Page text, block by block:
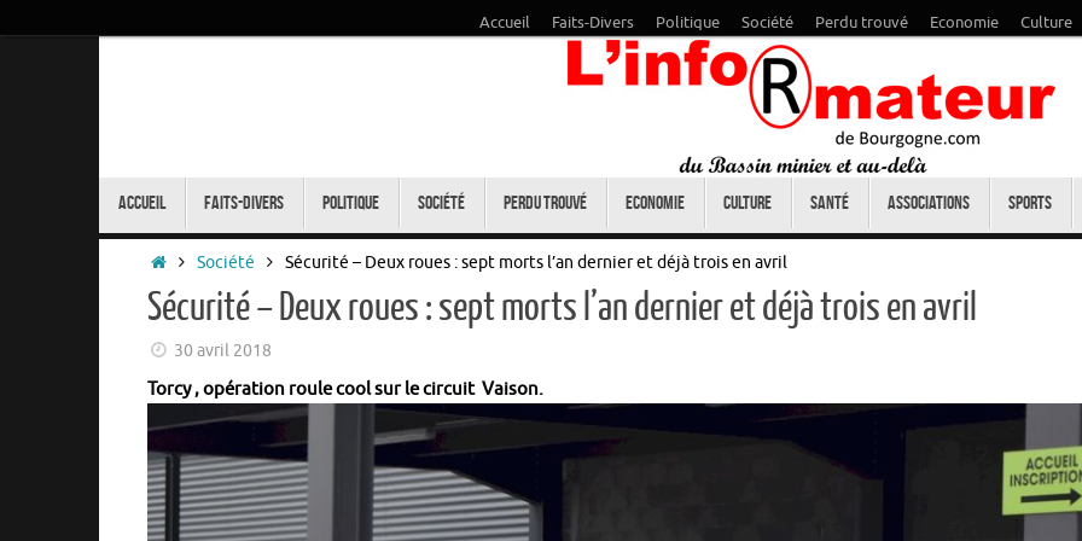
Accueil Faits-Divers Politique Société Perdu trouvé Economie Culture
Accueil Faits-Divers Politique Société Perdu trouvé Economie Culture Santé Associations Sports
Accueil
Société Sécurité – Deux roues : sept morts l’an dernier et déjà trois en avril
Sécurité – Deux roues : sept morts l’an dernier et déjà trois en avril
30 avril 2018
Torcy , opération roule cool sur le circuit Vaison.